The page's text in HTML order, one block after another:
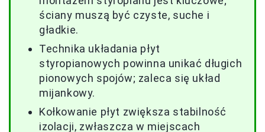
ściany muszą być czyste, suche i
gładkie.
Technika układania płyt
styropianowych powinna unikać długich
pionowych spojów; zaleca się układ
mijankowy.
Kołkowanie płyt zwiększa stabilność
izolacji, zwłaszcza w miejscach